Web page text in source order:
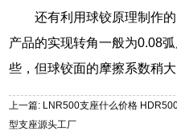
还有利用球铰原理制作
产品的实现转角一般为0.08
些，但球铰面的摩擦系数稍大
上一篇: LNR500支座什么价格
型支座源头工厂